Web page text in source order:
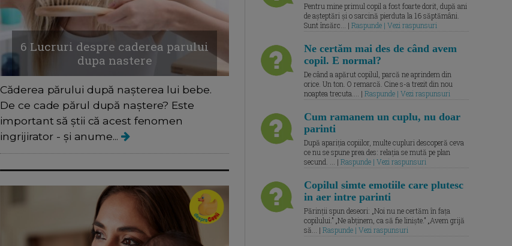
6 Lucruri despre caderea parului
dupa nastere
Căderea părului după nașterea lui bebe.
De ce cade părul după naștere? Este
important să știi că acest fenomen
ingrijirator - și anume...
Pentru mine primul copil a fost foarte dorit, după ani
de așteptări și o sarcină pierduta la 16 săptămâni.
Sunt însărc... | Raspunde | Vezi raspunsuri
Ne certăm mai des de când avem
copil. E normal?
De când a apărut copilul, parcă ne aprindem din
orice. Un ton. O remarcă. Cine s-a trezit din nou
noaptea trecuta.... | Raspunde | Vezi raspunsuri
Cum ramanem un cuplu, nu doar
parinti
După apariția copiilor, multe cupluri descoperă ceva
ce nu se spune prea des: relația se mută pe plan
secund. ... | Raspunde | Vezi raspunsuri
Copilul simte emotiile care plutesc
in aer intre parinti
Părinții spun deseori: „Noi nu ne certăm în fața
copilului.” „Ne abținem, ca să fie liniște.” „Avem grijă
să... | Raspunde | Vezi raspunsuri